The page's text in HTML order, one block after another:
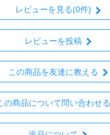
レビューを見る(0件)
レビューを投稿
この商品を友達に教える
の商品について問い合わせる